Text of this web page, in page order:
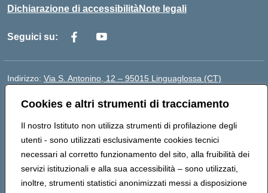
Cookies e altri strumenti di tracciamento
Il nostro Istituto non utilizza strumenti di profilazione degli
utenti - sono utilizzati esclusivamente cookies tecnici
necessari al corretto funzionamento del sito, alla fruibilità dei
servizi istituzionali e alla sua accessibilità – sono utilizzati,
inoltre, strumenti statistici anonimizzati messi a disposizione
Dichiarazione di accessibilitàNote legali
Seguici su:
Indirizzo: Via S. Antonino, 12 – 95015 Linguaglossa (CT)
Posta elettronica certificata (PEC):ctic83200r@pec.istruzione.it
Codice fiscale: 83002470876
Codice meccanografico: CTIC83200R
Codice Indice delle Pubbliche Amministrazioni (IPA):